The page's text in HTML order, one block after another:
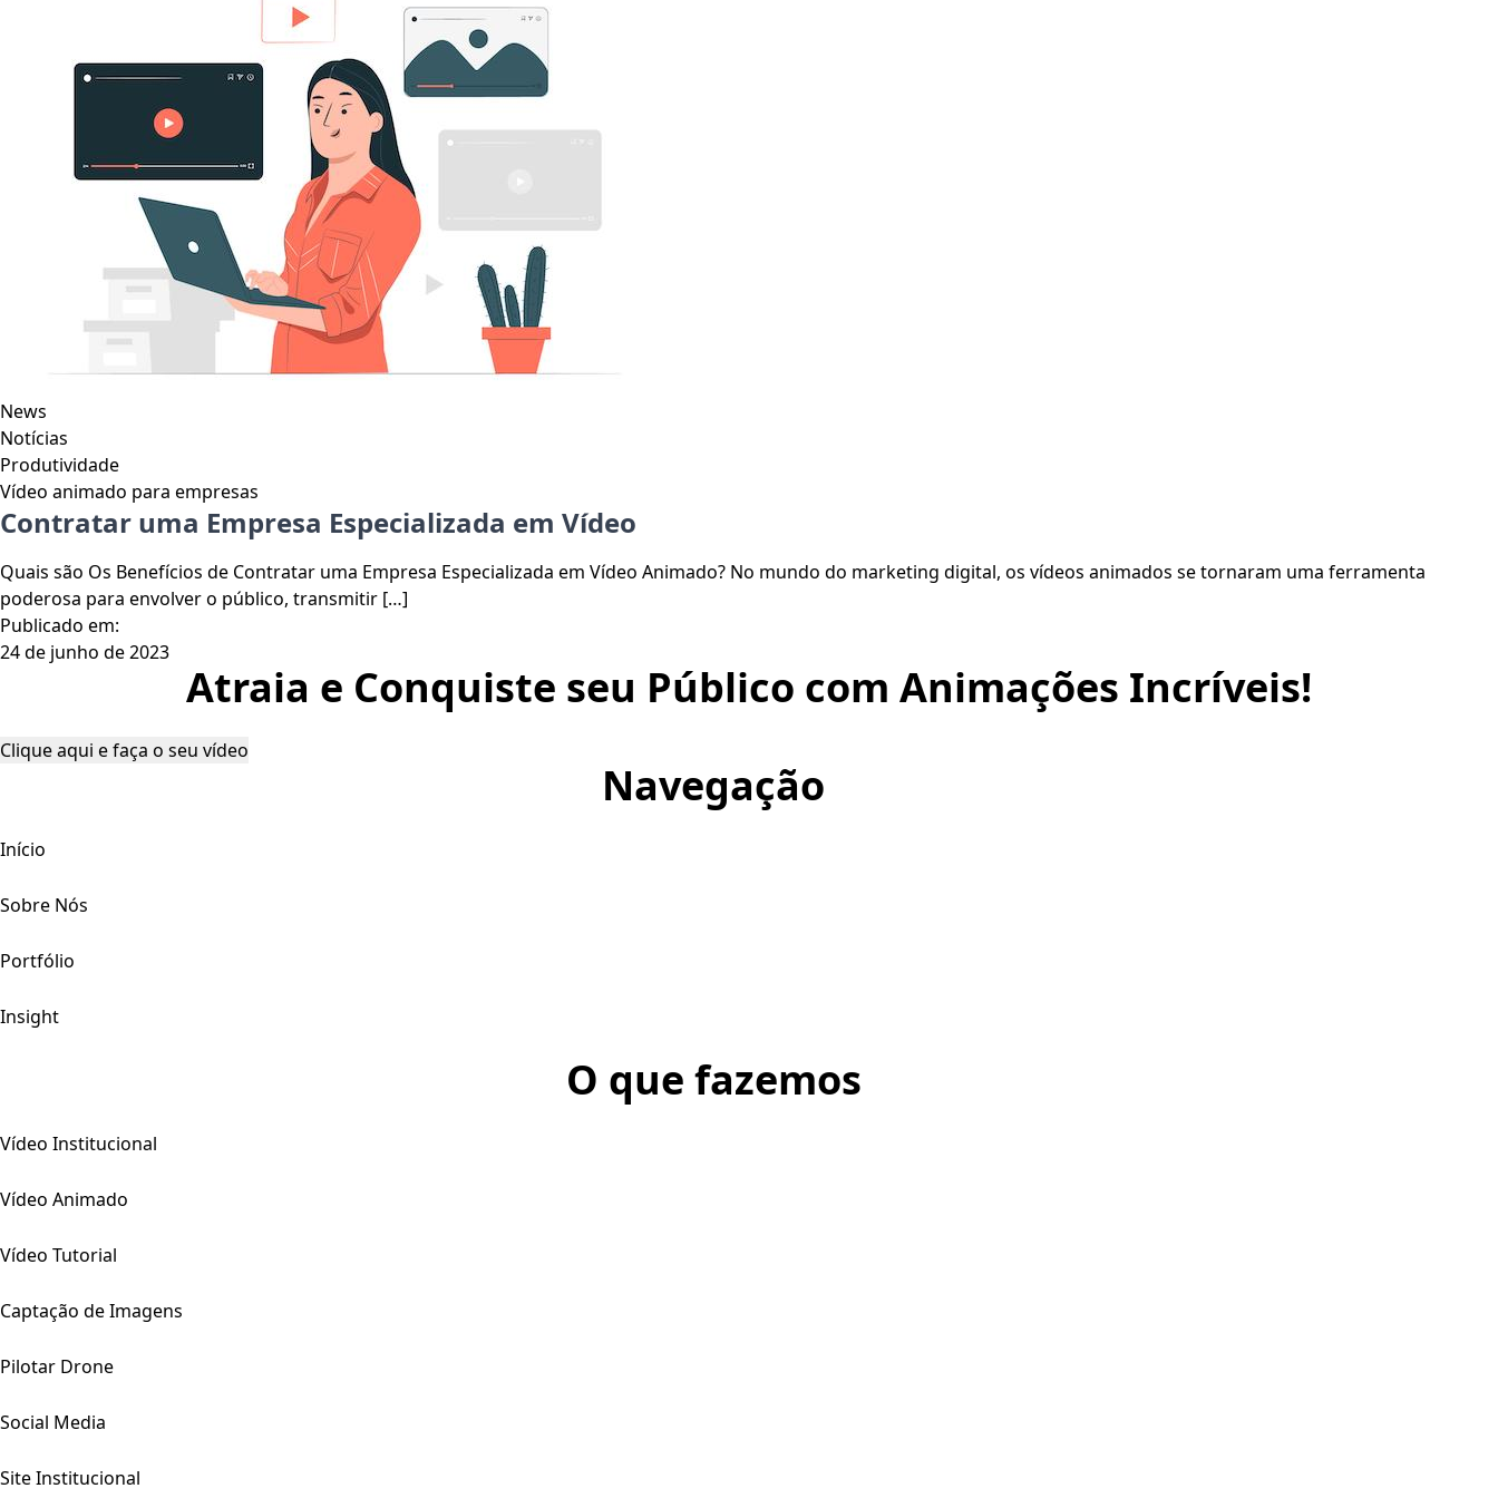
News
Notícias
Produtividade
Vídeo animado para empresas
Contratar uma Empresa Especializada em Vídeo
Quais são Os Benefícios de Contratar uma Empresa Especializada em Vídeo Animado? No mundo do marketing digital, os vídeos animados se tornaram uma ferramenta
poderosa para envolver o público, transmitir […]
Publicado em:
24 de junho de 2023
Atraia e Conquiste seu Público com Animações Incríveis!
Clique aqui e faça o seu vídeo
Navegação
Início
Sobre Nós
Portfólio
Insight
O que fazemos
Vídeo Institucional
Vídeo Animado
Vídeo Tutorial
Captação de Imagens
Pilotar Drone
Social Media
Site Institucional